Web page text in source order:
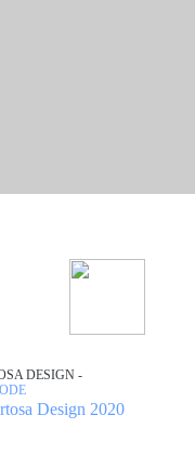
DESIGN -
Design 2020